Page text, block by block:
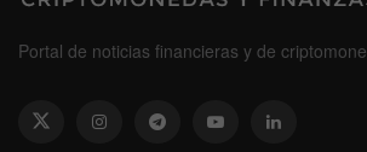
Portal de noticias financieras y de